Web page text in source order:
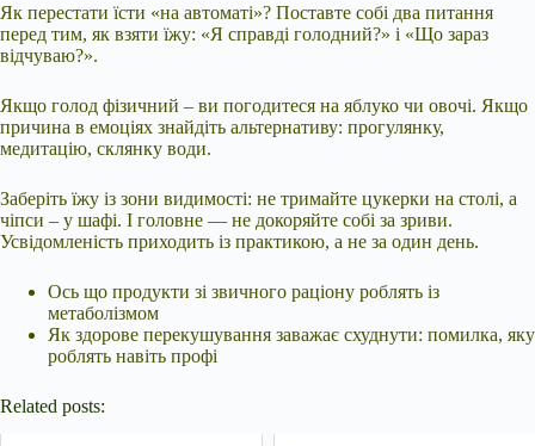
Як перестати їсти «на автоматі»? Поставте собі два питання
перед тим, як взяти їжу: «Я справді голодний?» і «Що зараз
відчуваю?».
Якщо голод фізичний – ви погодитеся на яблуко чи овочі. Якщо
причина в емоціях знайдіть альтернативу: прогулянку,
медитацію, склянку води.
Заберіть їжу із зони видимості: не тримайте цукерки на столі, а
чіпси – у шафі. І головне — не докоряйте собі за зриви.
Усвідомленість приходить із практикою, а не за один день.
Ось що продукти зі звичного раціону роблять із
метаболізмом
Як здорове перекушування заважає схуднути: помилка, яку
роблять навіть профі
Related posts: